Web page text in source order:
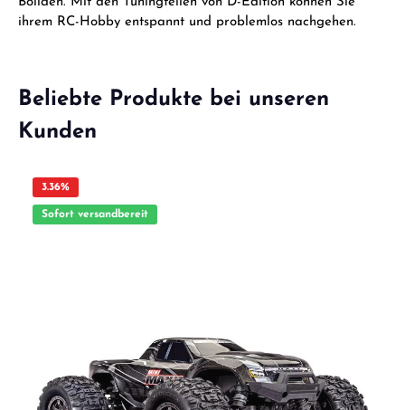
ihrem RC-Hobby entspannt und problemlos nachgehen.
Beliebte Produkte bei unseren
Kunden
3.36%
Sofort versandbereit